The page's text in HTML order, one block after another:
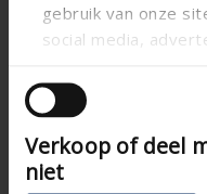
gebruik van onze
social media,
andere informatie
die ze hebben
van hun services.
Verkoop of deel
niet
technical.ip_klasse
Total louvre depth (mm)
K-factor (entry)
CE coefficient